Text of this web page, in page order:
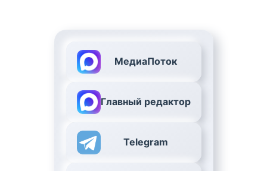
МедиаПоток
Главный редактор
Telegram